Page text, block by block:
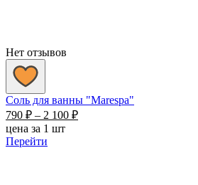
Нет отзывов
Соль для ванны "Marespa"
790 ₽ – 2 100 ₽Диапазон
цена за 1 шт
Перейти